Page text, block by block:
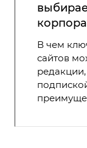
В чем
сайтов